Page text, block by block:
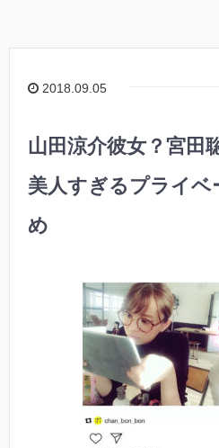
2018.09.05
山田涼介彼女？宮田
美人すぎるプライベ
め